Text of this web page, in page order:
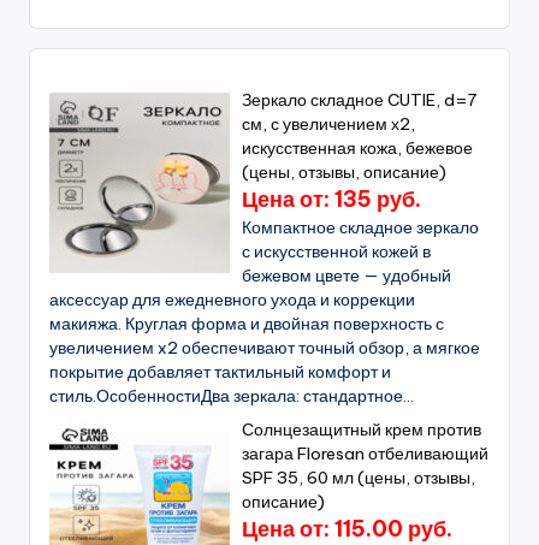
Зеркало складное CUTIE, d=7
см, с увеличением х2,
искусственная кожа, бежевое
(цены, отзывы, описание)
Цена от: 135 руб.
Компактное складное зеркало
с искусственной кожей в
бежевом цвете — удобный
аксессуар для ежедневного ухода и коррекции
макияжа. Круглая форма и двойная поверхность с
увеличением x2 обеспечивают точный обзор, а мягкое
покрытие добавляет тактильный комфорт и
стиль.ОсобенностиДва зеркала: стандартное...
Солнцезащитный крем против
загара Floresan отбеливающий
SPF 35, 60 мл (цены, отзывы,
описание)
Цена от: 115.00 руб.